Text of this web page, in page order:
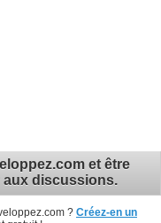
et être
discussions.
? Créez-en un